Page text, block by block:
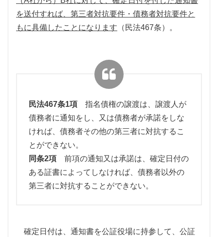
を送付すれば、第三者対抗要件・債務者対抗要件と
もに具備したことになります （民法467条）。
民法467条1項 指名債権の譲渡は、譲渡人が
債務者に通知をし、又は債務者が承諾をしな
ければ、債務者その他の第三者に対抗するこ
とができない。
同条2項 前項の通知又は承諾は、確定日付の
ある証書によってしなければ、債務者以外の
第三者に対抗することができない。
確定日付は、通知書を公証役場に持参して、公証